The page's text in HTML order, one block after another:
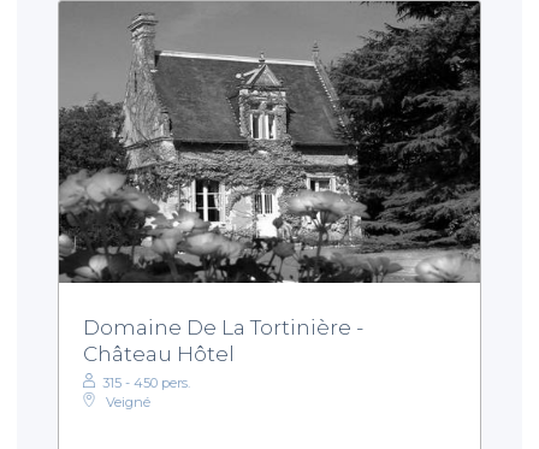
Domaine De La Tortinière -
Château Hôtel
315 - 450 pers.
Veigné